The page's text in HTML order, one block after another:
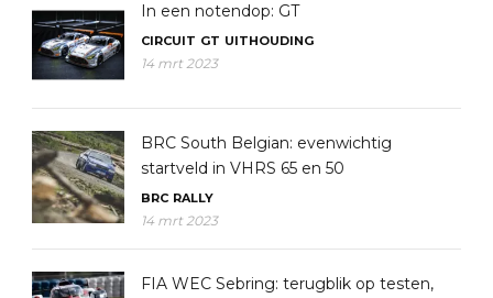
In een notendop: GT
CIRCUIT GT UITHOUDING
14 mrt 2023
BRC South Belgian: evenwichtig
startveld in VHRS 65 en 50
BRC RALLY
14 mrt 2023
FIA WEC Sebring: terugblik op testen,